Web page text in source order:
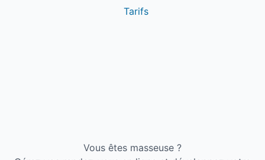
Tarifs
Vous êtes masseuse ?